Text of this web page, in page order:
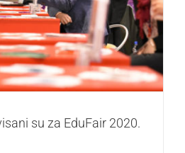
su za EduFair 2020. u Beogradu
i zabava
su za EduFair 2020.